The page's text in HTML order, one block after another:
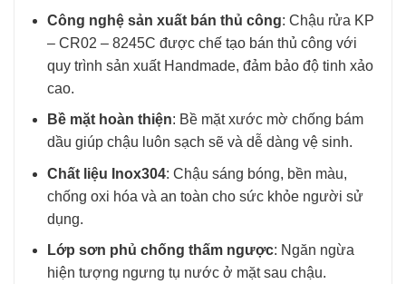
Công nghệ sản xuất bán thủ công: Chậu rửa KP
– CR02 – 8245C được chế tạo bán thủ công với
quy trình sản xuất Handmade, đảm bảo độ tinh xảo
cao.
Bề mặt hoàn thiện: Bề mặt xước mờ chống bám
dầu giúp chậu luôn sạch sẽ và dễ dàng vệ sinh.
Chất liệu Inox304: Chậu sáng bóng, bền màu,
chống oxi hóa và an toàn cho sức khỏe người sử
dụng.
Lớp sơn phủ chống thấm ngược: Ngăn ngừa
hiện tượng ngưng tụ nước ở mặt sau chậu.